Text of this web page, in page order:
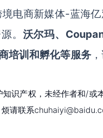
境电商新媒体-蓝海亿
。 沃尔玛、
培训和孵化等服务
识产权，未经作者和/或
请联系